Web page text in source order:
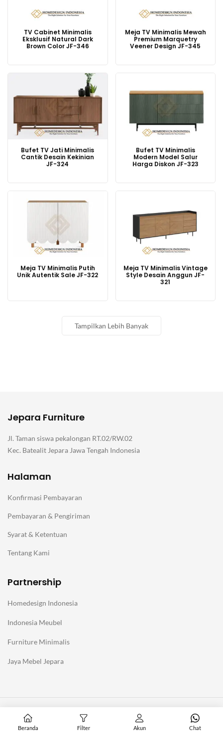
TV Cabinet Minimalis
Eksklusif Natural Dark
Brown Color JF-346
Meja TV Minimalis Mewah
Premium Marquetry
Veener Design JF-345
Bufet TV Jati Minimalis
Cantik Desain Kekinian
JF-324
Bufet TV Minimalis
Modern Model Salur
Harga Diskon JF-323
Meja TV Minimalis Putih
Unik Autentik Sale JF-322
Meja TV Minimalis Vintage
Style Desain Anggun JF-
321
Tampilkan Lebih Banyak
Jepara Furniture
Jl. Taman siswa pekalongan RT.02/RW.02
Kec. Batealit Jepara Jawa Tengah Indonesia
Halaman
Konfirmasi Pembayaran
Pembayaran & Pengiriman
Syarat & Ketentuan
Tentang Kami
Partnership
Homedesign Indonesia
Indonesia Meubel
Furniture Minimalis
Jaya Mebel Jepara
Homedesign Indonesia
Beranda Filter Akun Chat